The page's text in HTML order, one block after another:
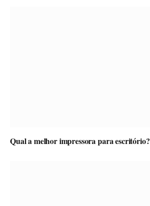
Qual a melhor impressora para escritório?